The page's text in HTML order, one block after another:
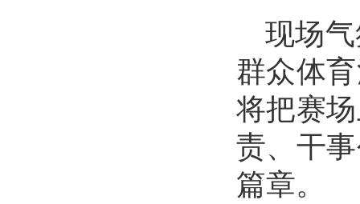
现场
群众体
将把赛
责、干
篇章。